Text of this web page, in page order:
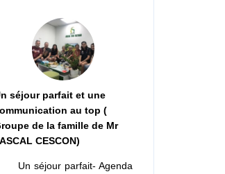
séjour parfait et une
au top (
de la famille de Mr
CESCON)
Un séjour parfait- Agenda